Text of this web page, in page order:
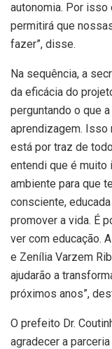
autonomia. Por
permitirá que
fazer”, disse.
Na sequência, a
da eficácia do
perguntando o que
aprendizagem. Isso
está por traz de
entendi que é muito
ambiente para que
consciente,
promover a vida. É
ver com educação.
e Zenília Varzem
ajudarão a
próximos anos”,
O prefeito Dr.
agradecer a